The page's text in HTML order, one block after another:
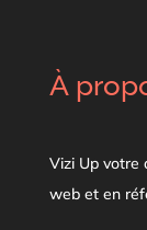
À
Vizi Up votre
web et en